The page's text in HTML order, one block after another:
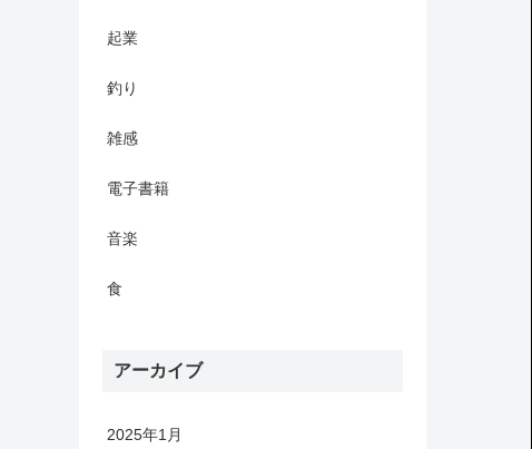
起業
釣り
雑感
電子書籍
音楽
食
アーカイブ
2025年1月